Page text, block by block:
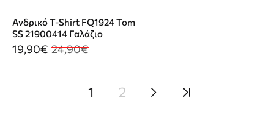
Ανδρικό T-Shirt FQ1924 Tom
SS 21900414 Γαλάζιο
19,90€ 24,90€
1 2